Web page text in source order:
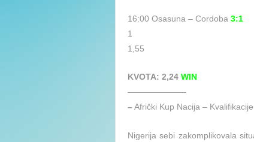
16:00 Osasuna – Cordoba 3:1
1
1,55
KVOTA: 2,24 WIN
———————
–Afrički Kup Nacija –
Nigerija sebi zakomplikovala